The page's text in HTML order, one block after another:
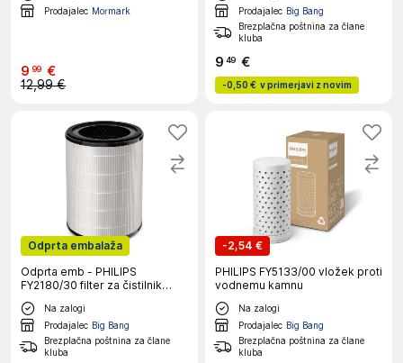
Prodajalec Mormark
9 99 €
12,99 €
Prodajalec Big Bang
Brezplačna poštnina za člane
kluba
9 49 €
-0,50 € v primerjavi z novim
Odprta embalaža
Odprta emb - PHILIPS
FY2180/30 filter za čistilnik
zraka
Na zalogi
Prodajalec Big Bang
Brezplačna poštnina za člane
kluba
-2,54 €
PHILIPS FY5133/00 vložek proti
vodnemu kamnu
Na zalogi
Prodajalec Big Bang
Brezplačna poštnina za člane
kluba